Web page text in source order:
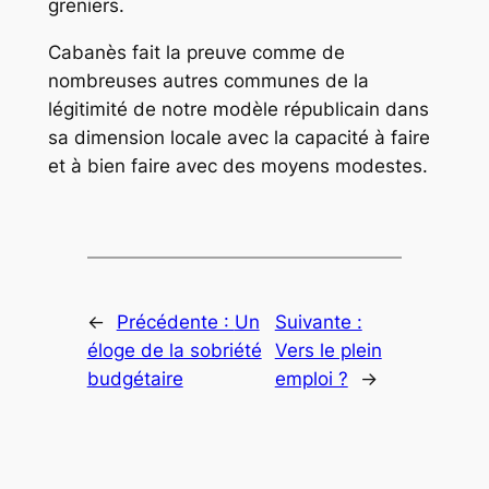
greniers.
Cabanès fait la preuve comme de
nombreuses autres communes de la
légitimité de notre modèle républicain dans
sa dimension locale avec la capacité à faire
et à bien faire avec des moyens modestes.
← Précédente : Un
éloge de la sobriété
budgétaire
Suivante :
Vers le plein
emploi ?
→